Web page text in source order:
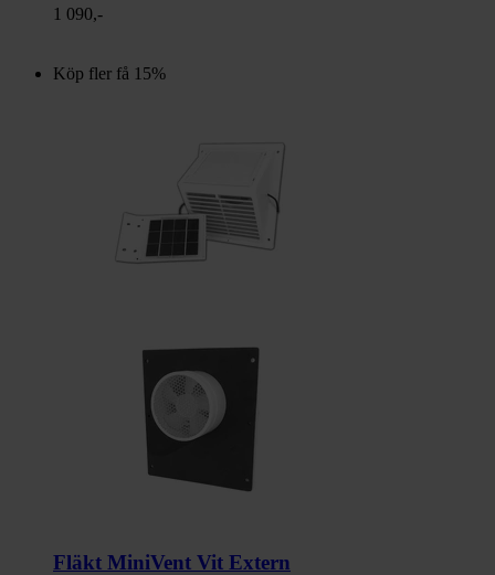
1 090,-
Köp fler få 15%
Fläkt MiniVent Vit Extern